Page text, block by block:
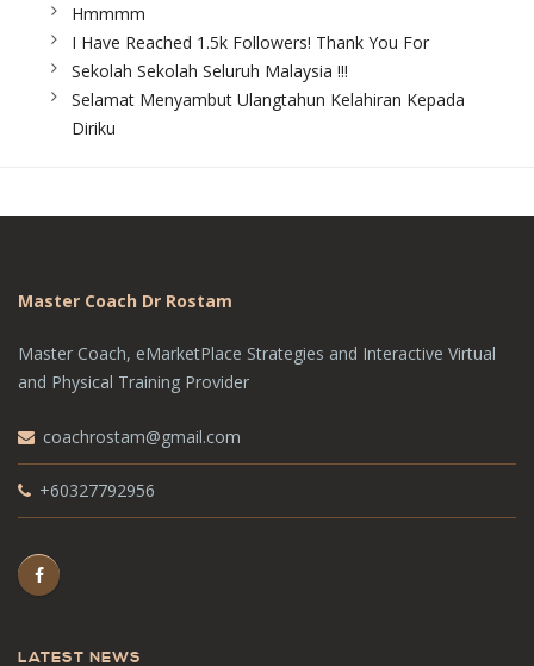
Hmmmm
I Have Reached 1.5k Followers! Thank You For
Sekolah Sekolah Seluruh Malaysia !!!
Selamat Menyambut Ulangtahun Kelahiran Kepada
Diriku
Master Coach Dr Rostam
Master Coach, eMarketPlace Strategies and Interactive Virtual
and Physical Training Provider
coachrostam@gmail.com
+60327792956
LATEST NEWS